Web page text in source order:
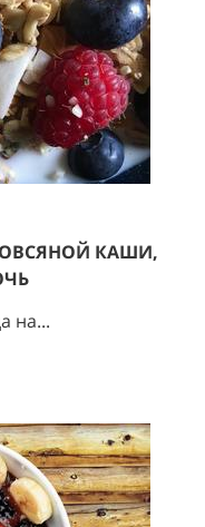
ОВСЯНОЙ КАШИ,
на...